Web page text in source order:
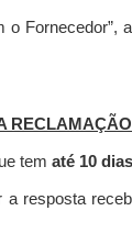
tem até 10 dias
a resposta